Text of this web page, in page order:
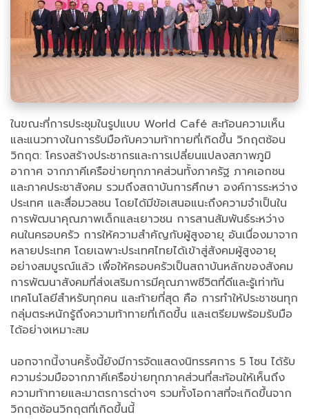
ในขณะที่การประชุมในรูปแบบ World Café สะท้อนความเห็น
และแนวทางในการรับมือกับความท้าทายที่เกิดขึ้น วิกฤตซ้อน
วิกฤต: โครงสร้างประชากรและการเปลี่ยนแปลงสภาพภูมิ
อากาศ จากภาคีเครือข่ายทุกภาคส่วนทั้งภาครัฐ ภาคเอกชน
และภาคประชาสังคม รวมถึงสถาบันการศึกษา องค์การระหว่าง
ประเทศ และสื่อมวลชน โดยได้มีข้อเสนอแนะถึงความจำเป็นใน
การพัฒนาคุณภาพเด็กและเยาวชน การสานสัมพันธ์ระหว่าง
คนในครอบครัว การให้ความสำคัญกับผู้สูงอายุ อันเนื่องมาจาก
หลายประเทศ โดยเฉพาะประเทศไทยได้เข้าสู่สังคมผู้สูงอายุ
อย่างสมบูรณ์แล้ว เพื่อให้ครอบครัวเป็นสถาบันหลักของสังคม
การพัฒนาสังคมที่ส่งเสริมการมีคุณภาพชีวิตที่ดีและรู้เท่าทัน
เทคโนโลยีสำหรับทุกคน และท้ายที่สุด คือ การทำให้ประชาชนทุก
กลุ่มตระหนักรู้ถึงความท้าทายที่เกิดขึ้น และเตรียมพร้อมรับมือ
ได้อย่างเหมาะสม
นอกจากนี้งานครั้งนี้ยังมีการจัดแสดงนิทรรศการ 5 โซน ได้รับ
ความร่วมมือจากภาคีเครือข่ายทุกภาคส่วนที่สะท้อนให้เห็นถึง
ความท้าทายและมาตรการต่างๆ รวมทั้งโอกาสที่จะเกิดขึ้นจาก
วิกฤตซ้อนวิกฤตที่เกิดขึ้นนี้